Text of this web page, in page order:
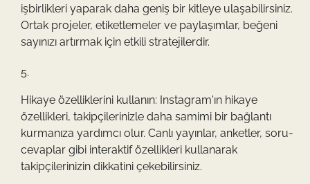
işbirlikleri yaparak daha geniş bir kitleye ulaşabilirsiniz.
Ortak projeler, etiketlemeler ve paylaşımlar, beğeni
sayınızı artırmak için etkili stratejilerdir.
Hikaye özelliklerini kullanın: Instagram'ın hikaye
özellikleri, takipçilerinizle daha samimi bir bağlantı
kurmanıza yardımcı olur. Canlı yayınlar, anketler, soru-
cevaplar gibi interaktif özellikleri kullanarak
takipçilerinizin dikkatini çekebilirsiniz.